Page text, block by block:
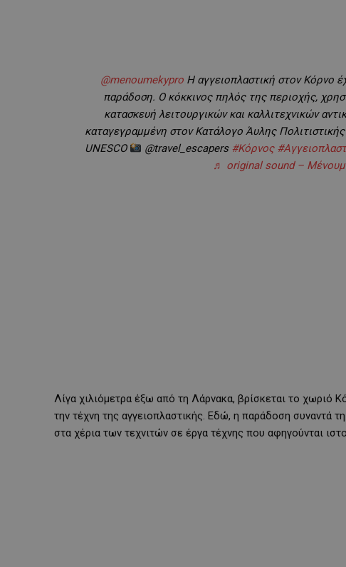
@menoumekyproΗ αγγειοπλαστική στον Κόρνο
παράδοση. Ο κόκκινος πηλός της περιοχής,
κατασκευή λειτουργικών και καλλιτεχνικών
καταγεγραμμένη στον Κατάλογο Άυλης
UNESCO
@travel_escapers #Κόρνος
♬ original sound –
Λίγα χιλιόμετρα έξω από τη Λάρνακα, βρίσκεται το χωριό
την τέχνη της αγγειοπλαστικής. Εδώ, η παράδοση συναντά
στα χέρια των τεχνιτών σε έργα τέχνης που αφηγούνται